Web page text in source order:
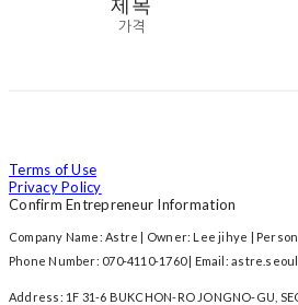
제목
가격
Terms of Use
Privacy Policy
Confirm Entrepreneur Information
Company Name: Astre | Owner: Lee jihye |
Phone Number: 070-4110-1760 | Email:
Address: 1F 31-6 BUKCHON-RO JONGNO-GU,